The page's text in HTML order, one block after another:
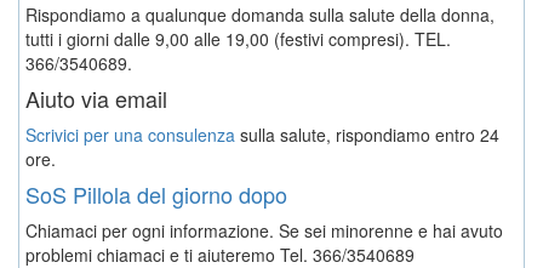
Rispondiamo a qualunque domanda sulla salute della donna,
tutti i giorni dalle 9,00 alle 19,00 (festivi compresi). TEL.
366/3540689.
Aiuto via email
Scrivici per una consulenza sulla salute, rispondiamo entro 24
ore.
SoS Pillola del giorno dopo
Chiamaci per ogni informazione. Se sei minorenne e hai avuto
problemi chiamaci e ti aiuteremo Tel. 366/3540689